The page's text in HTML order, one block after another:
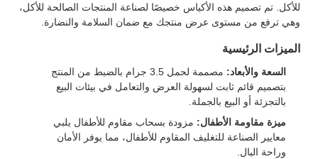
للأكل. تم تصميم هذه الأكياس خصيصًا لصناعة المنتجات الصالحة للأكل،
وهي ترفع من مستوى عرض منتجك مع ضمان السلامة والنضارة.
الميزات الرئيسية
السعة والأبعاد:
مصممة لحمل 3.5 جرام بالضبط من المنتج
بتصميم قائم ثابت لسهولة العرض والتعامل في بيئات البيع
بالتجزئة أو البيع بالجملة.
ميزة مقاومة الأطفال: مزودة بسحاب مقاوم للأطفال يلبي
معايير الصناعة للتغليف المقاوم للأطفال، مما يوفر الأمان
وراحة البال.